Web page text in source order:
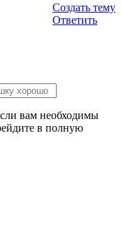
Создать тему
Ответить
вам необходимы
в полную